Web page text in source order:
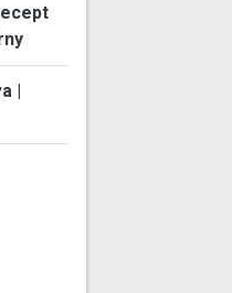
|